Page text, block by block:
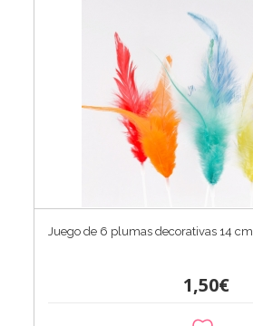
Juego de 6 plumas decorativas 14 cm
1,50€